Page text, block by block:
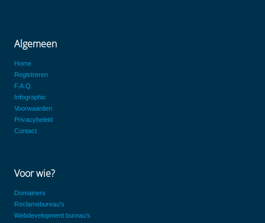
Algemeen
Home
Registreren
F.A.Q.
Infographic
Voorwaarden
Privacybeleid
Contact
Voor wie?
Domainers
Reclamebureau's
Webdevelopment bureau's